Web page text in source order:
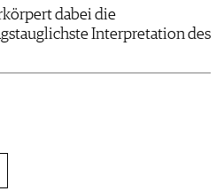
dabei die
Interpretation des